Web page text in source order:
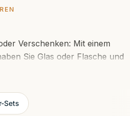
Verschenken: Mit einem
Sie Glas oder Flasche und
Paket.
Sets